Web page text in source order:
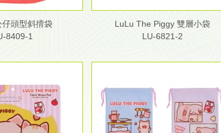
仔頭型斜揹袋
8409-1
LuLu The Piggy 雙層小袋
LU-6821-2